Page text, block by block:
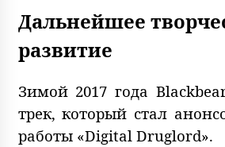
Дальнейшее
развитие
Зимой 2017 года
трек, который стал
работы «Digital Druglord».